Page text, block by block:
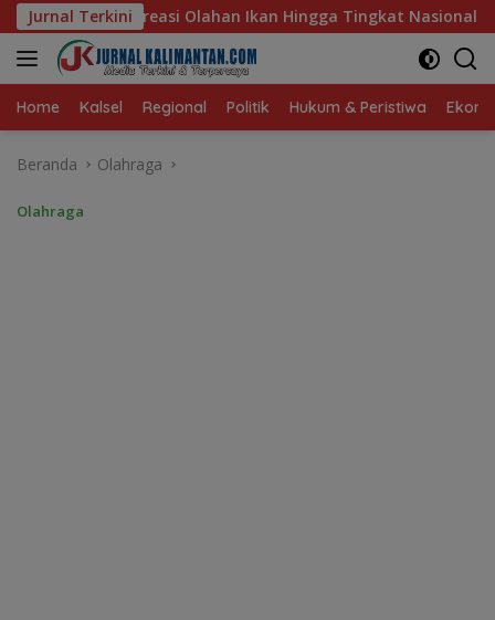
Langsung
ke
konten
Jurnal Terkini
Hingga Tingkat Nasional Pada Lomba Masak Serba Ikan
Home Kalsel Regional Politik Hukum & Peristiwa
Beranda Olahraga
Olahraga